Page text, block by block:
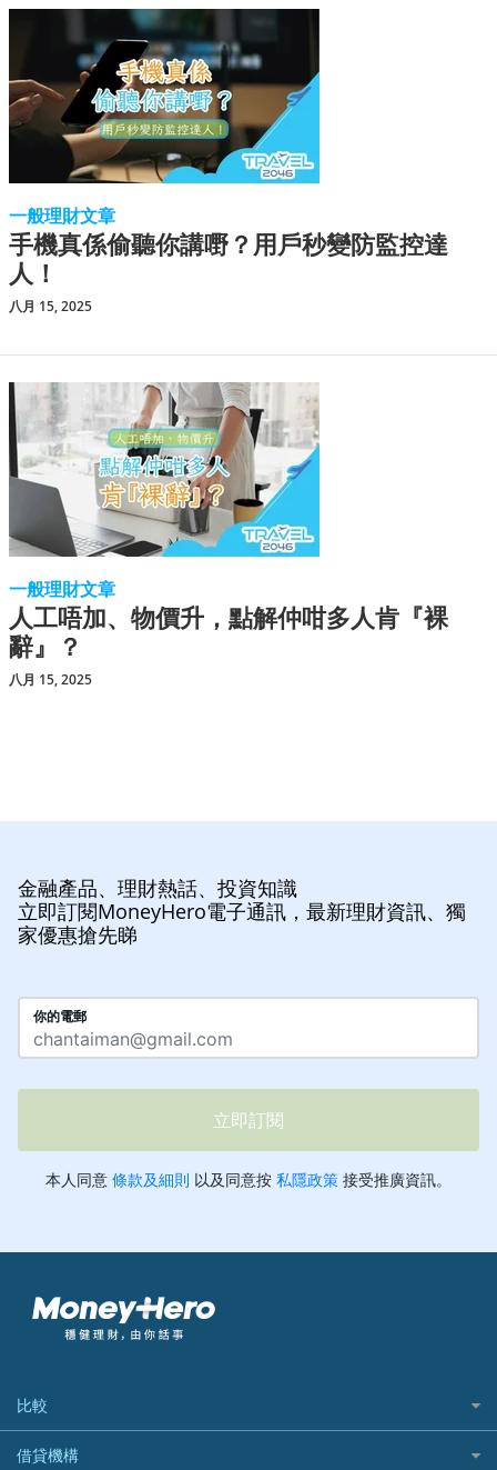
一般理財文章
手機真係偷聽你講嘢？用戶秒變防監控達
人！
八月 15, 2025
一般理財文章
人工唔加、物價升，點解仲咁多人肯『裸
辭』？
八月 15, 2025
金融產品、理財熱話、投資知識
立即訂閱MoneyHero電子通訊，最新理財資訊、獨
家優惠搶先睇
比較
私人貸款比較
借貸機構